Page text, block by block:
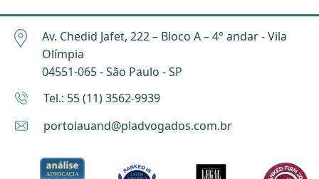
Av. Chedid Jafet, 222 – Bloco A – 4° andar - Vila
Olímpia
04551-065 - São Paulo - SP
Tel.: 55 (11) 3562-9939
portolauand@pladvogados.com.br